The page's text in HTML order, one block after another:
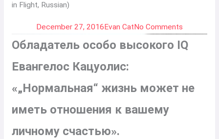
in Flight, Russian)
December 27, 2016Evan CatNo Comments
Обладатель особо высокого IQ
Евангелос Кацуолис:
«„Нормальная“ жизнь может не
иметь отношения к вашему
личному счастью».